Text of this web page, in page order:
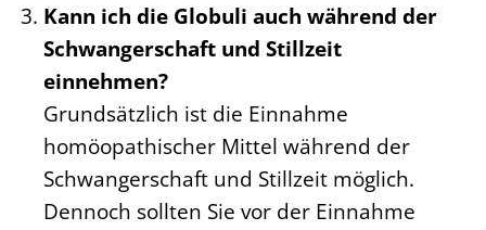
Kann ich die Globuli auch während der
Schwangerschaft und Stillzeit
einnehmen?
Grundsätzlich ist die Einnahme
homöopathischer Mittel während der
Schwangerschaft und Stillzeit möglich.
Dennoch sollten Sie vor der Einnahme